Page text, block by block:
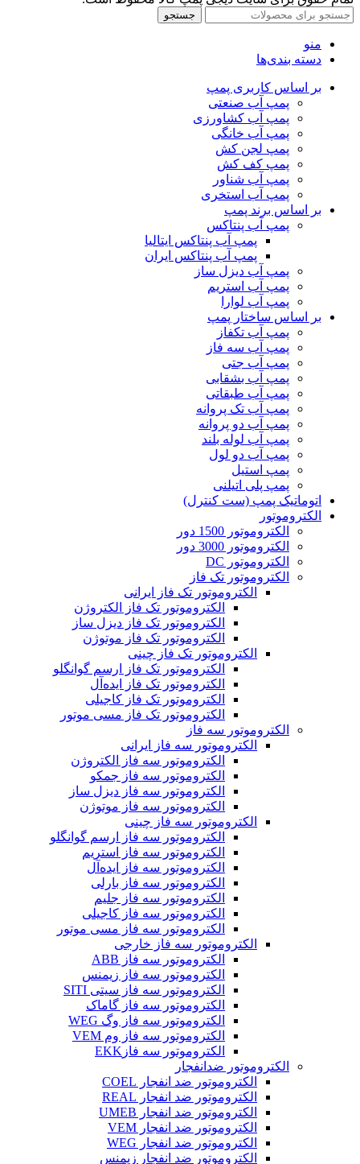
جستجو
منو
دسته بندی‌ها
بر اساس کاربری پمپ
پمپ آب صنعتی
پمپ آب کشاورزی
پمپ آب خانگی
پمپ لجن کش
پمپ کف کش
پمپ آب شناور
پمپ آب استخری
بر اساس برند پمپ
پمپ آب پنتاکس
پمپ آب پنتاکس ایتالیا
پمپ آب پنتاکس ایران
پمپ آب دیزل ساز
پمپ آب استریم
پمپ آب لوارا
بر اساس ساختار پمپ
پمپ آب تکفاز
پمپ آب سه فاز
پمپ آب جتی
پمپ آب بشقابی
پمپ آب طبقاتی
پمپ آب تک پروانه
پمپ آب دو پروانه
پمپ آب لوله بلند
پمپ آب دو لول
پمپ استیل
پمپ پلی اتیلنی
اتوماتیک پمپ (ست کنترل)
الکتروموتور
الکتروموتور 1500 دور
الکتروموتور 3000 دور
الکتروموتور DC
الکتروموتور تک فاز
الکتروموتور تک فاز ایرانی
الکتروموتور تک فاز الکتروژن
الکتروموتور تک فاز دیزل ساز
الکتروموتور تک فاز موتوژن
الکتروموتور تک فاز چینی
الکتروموتور تک فاز ارسم گوانگلو
الکتروموتور تک فاز ایده‌آل
الکتروموتور تک فاز کاجیلی
الکتروموتور تک فاز مسی موتور
الکتروموتور سه فاز
الکتروموتور سه فاز ایرانی
الکتروموتور سه فاز الکتروژن
الکتروموتور سه فاز جمکو
الکتروموتور سه فاز دیزل ساز
الکتروموتور سه فاز موتوژن
الکتروموتور سه فاز چینی
الکتروموتور سه فاز ارسم گوانگلو
الکتروموتور سه فاز استریم
الکتروموتور سه فاز ایده‌آل
الکتروموتور سه فاز بارلی
الکتروموتور سه فاز جلیم
الکتروموتور سه فاز کاجیلی
الکتروموتور سه فاز مسی موتور
الکتروموتور سه فاز خارجی
الکتروموتور سه فاز ABB
الکتروموتور سه فاز زیمنس
الکتروموتور سه فاز سیتی SITI
الکتروموتور سه فاز گاماک
الکتروموتور سه فاز وگ WEG
الکتروموتور سه فاز وم VEM
الکتروموتور سه فازEKK
الکتروموتور ضدانفجار
الکتروموتور ضد انفجار COEL
الکتروموتور ضد انفجار REAL
الکتروموتور ضد انفجار UMEB
الکتروموتور ضد انفجار VEM
الکتروموتور ضد انفجار WEG
الکتروموتور ضد انفجار زیمنس